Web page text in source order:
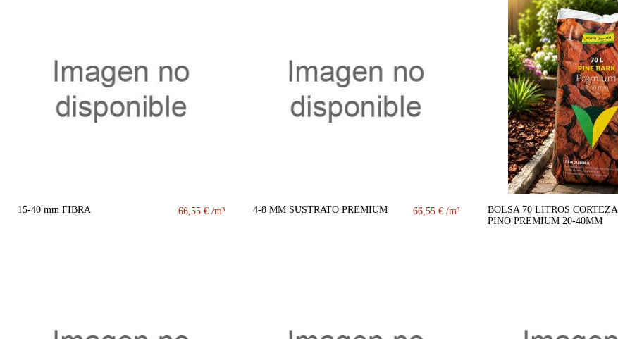
15-40 mm FIBRA 66,55 € 4-8 MM SUSTRATO PREMIUM 66,55 €
BOLSA 70 LITROS CORTEZA
PINO PREMIUM 20-40MM